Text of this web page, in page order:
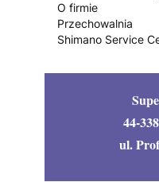
O firmie
Przechowalnia
Shimano Service
44-
ul.